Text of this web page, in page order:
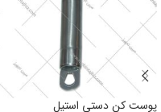
پوست کن دستی استیل